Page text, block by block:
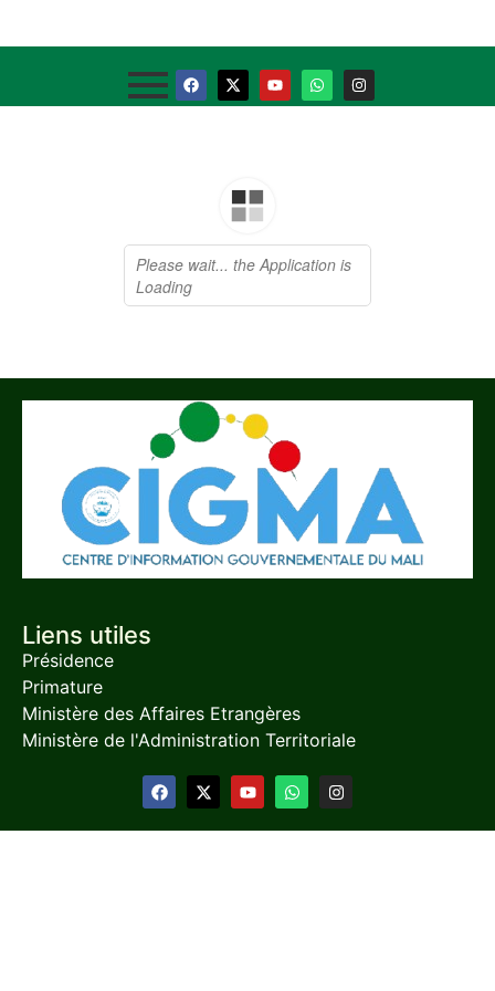
Liens utiles
Présidence
Primature
Ministère des Affaires Etrangères
Ministère de l'Administration Territoriale